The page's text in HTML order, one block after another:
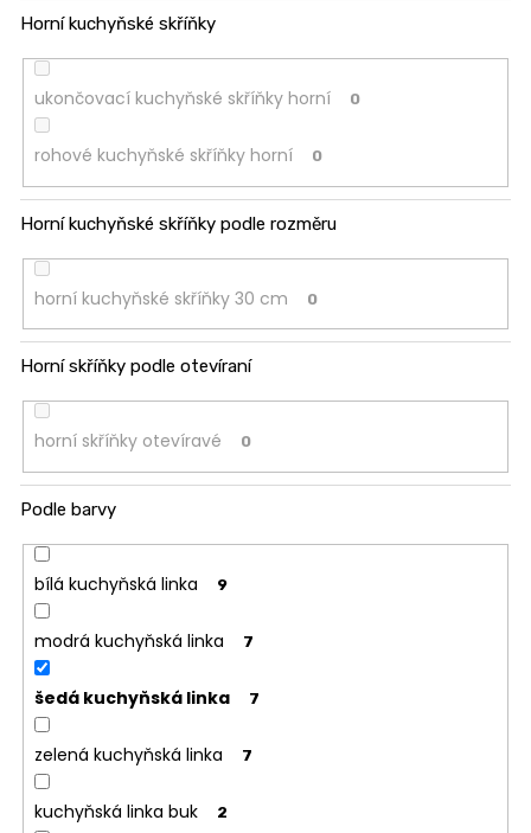
Horní kuchyňské skříňky
ukončovací kuchyňské skříňky horní 0
rohové kuchyňské skříňky horní 0
Horní kuchyňské skříňky podle rozměru
horní kuchyňské skříňky 30 cm 0
Horní skříňky podle otevíraní
horní skříňky otevíravé 0
Podle barvy
bílá kuchyňská linka 9
modrá kuchyňská linka 7
šedá kuchyňská linka 7
zelená kuchyňská linka 7
kuchyňská linka buk 2